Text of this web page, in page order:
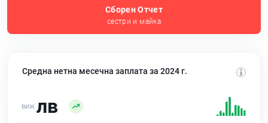
Сборен Отчет
сестри и майка
Средна нетна месечна заплата за 2024 г.
лв